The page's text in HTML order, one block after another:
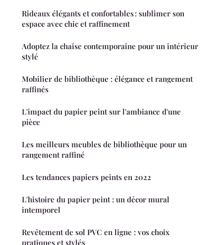
Rideaux élégants et confortables : sublimer son
espace avec chic et raffinement
Adoptez la chaise contemporaine pour un intérieur
stylé
Mobilier de bibliothèque : élégance et rangement
raffinés
L'impact du papier peint sur l'ambiance d'une
pièce
Les meilleurs meubles de bibliothèque pour un
rangement raffiné
Les tendances papiers peints en 2022
L'histoire du papier peint : un décor mural
intemporel
Revêtement de sol PVC en ligne : vos choix
pratiques et stylés